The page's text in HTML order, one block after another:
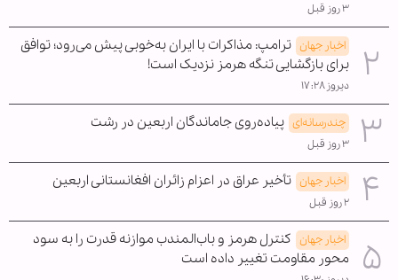
۳ روز قبل
اخبار جهان ترامپ: مذاکرات با ایران به‌خوبی پیش می‌رود؛ توافق
برای بازگشایی تنگه هرمز نزدیک است!
دیروز ۱۷:۲۸
چندرسانه‌ای پیاده‌روی جاماندگان اربعین در رشت
۳ روز قبل
اخبار جهان تأخیر عراق در اعزام زائران افغانستانی اربعین
۲ روز قبل
اخبار جهان کنترل هرمز و باب‌المندب موازنه قدرت را به سود
محور مقاومت تغییر داده است